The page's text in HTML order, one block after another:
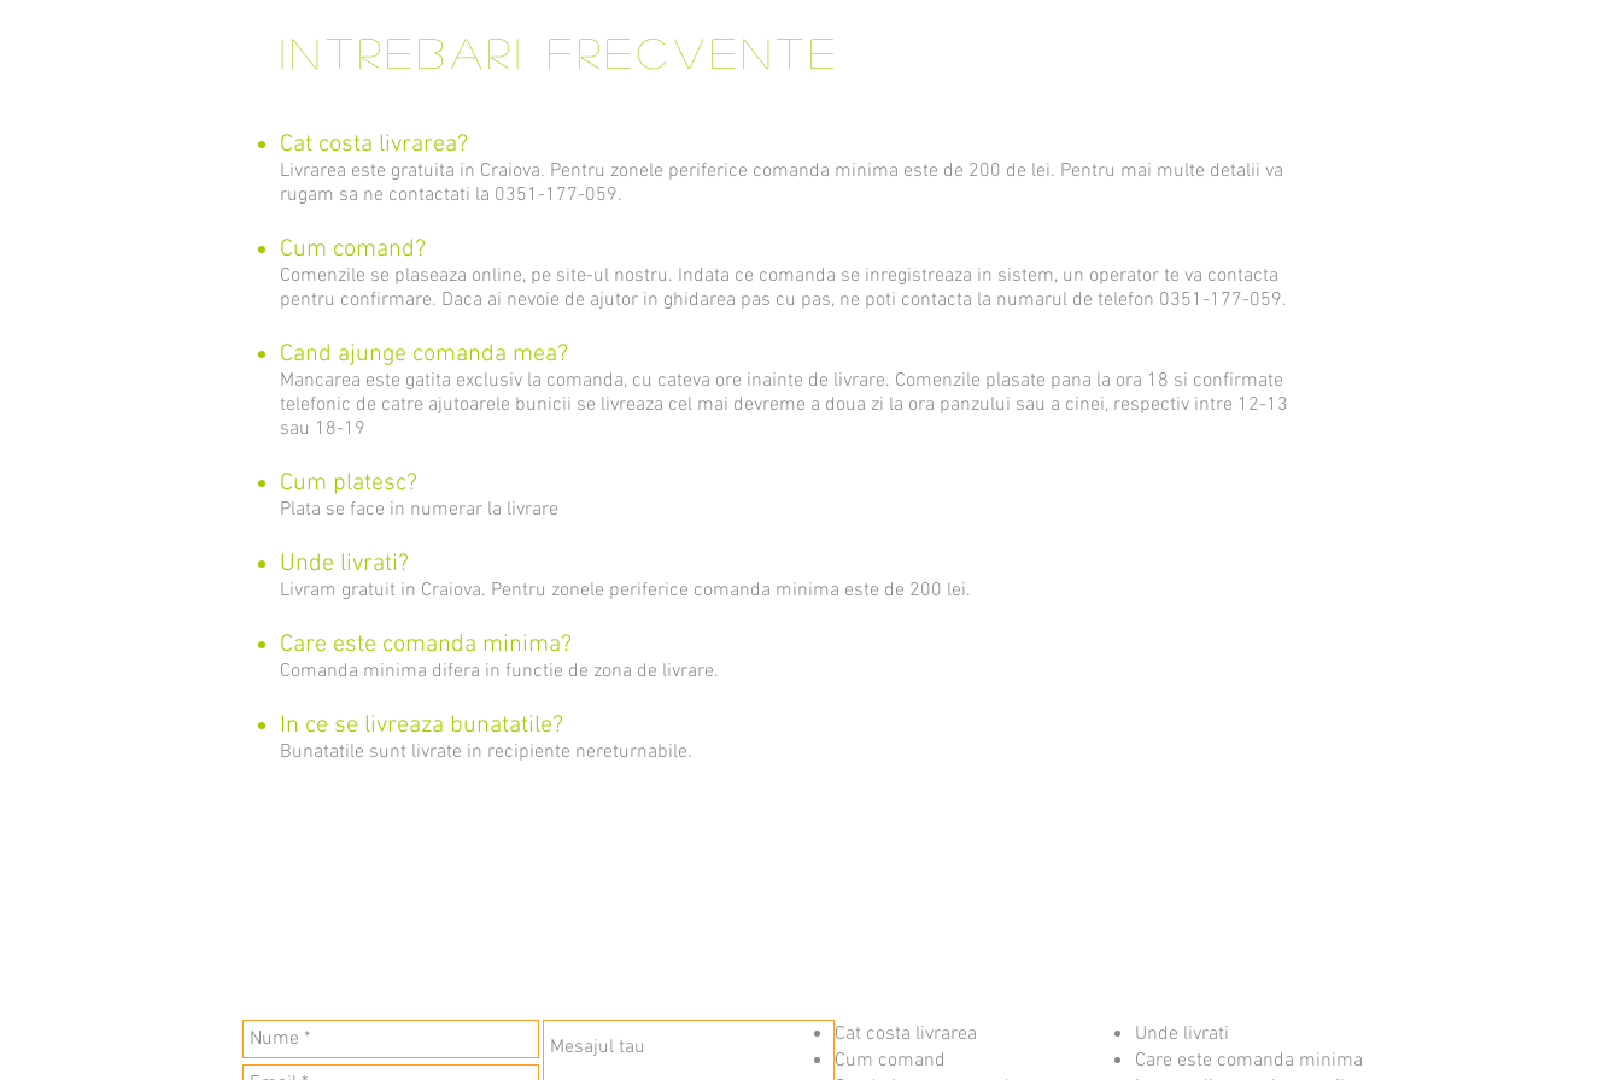
Intrebari frecvente
Cat costa livrarea?
Livrarea este gratuita in Craiova. Pentru zonele periferice comanda minima este de 200 de lei. Pentru mai multe detalii va
rugam sa ne contactati la 0351-177-059.
Cum comand?
Comenzile se plaseaza online, pe site-ul nostru. Indata ce comanda se inregistreaza in sistem, un operator te va contacta
pentru confirmare. Daca ai nevoie de ajutor in ghidarea pas cu pas, ne poti contacta la numarul de telefon 0351-177-059.
Cand ajunge comanda mea?
Mancarea este gatita exclusiv la comanda, cu cateva ore inainte de livrare. Comenzile plasate pana la ora 18 si confirmate
telefonic de catre ajutoarele bunicii se livreaza cel mai devreme a doua zi la ora panzului sau a cinei, respectiv intre 12-13
sau 18-19
Cum platesc?
Plata se face in numerar la livrare
Unde livrati?
Livram gratuit in Craiova. Pentru zonele periferice comanda minima este de 200 lei.
Care este comanda minima?
Comanda minima difera in functie de zona de livrare.
In ce se livreaza bunatatile?
Bunatatile sunt livrate in recipiente nereturnabile.
Cat costa livrarea
Cum comand
Unde livrati
Care este comanda minima